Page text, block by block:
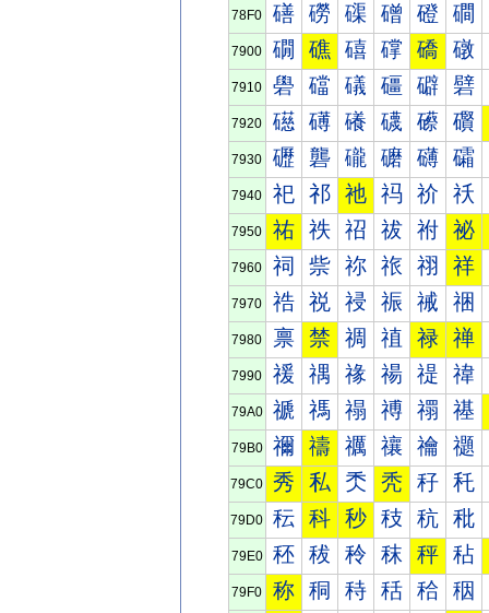
78F0 磰 磱 磲 磳 磴 磵
7900 礀 礁 礂 礃 礄 礅
7910 礐 礑 礒 礓 礔 礕
7920 礠 礡 礢 礣 礤 礥
7930 礰 礱 礲 礳 礴 礵
7940 祀 祁 祂 祃 祄 祅
7950 祐 祑 祒 祓 祔 祕
7960 祠 祡 祢 祣 祤 祥
7970 祰 祱 祲 祳 祴 祵
7980 禀 禁 禂 禃 禄 禅
7990 禐 禑 禒 禓 禔 禕
79A0 禠 禡 禢 禣 禤 禥
79B0 禰 禱 禲 禳 禴 禵
79C0 秀 私 秂 秃 秄 秅
79D0 秐 科 秒 秓 秔 秕
79E0 秠 秡 秢 秣 秤 秥
79F0 称 秱 秲 秳 秴 秵